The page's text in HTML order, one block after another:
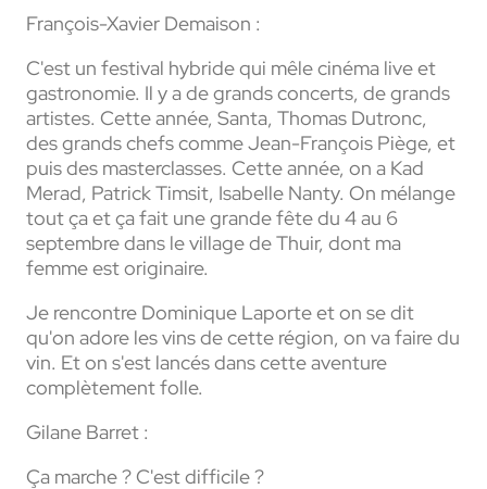
François-Xavier Demaison :
C'est un festival hybride qui mêle cinéma live et
gastronomie. Il y a de grands concerts, de grands
artistes. Cette année, Santa, Thomas Dutronc,
des grands chefs comme Jean-François Piège, et
puis des masterclasses. Cette année, on a Kad
Merad, Patrick Timsit, Isabelle Nanty. On mélange
tout ça et ça fait une grande fête du 4 au 6
septembre dans le village de Thuir, dont ma
femme est originaire.
Je rencontre Dominique Laporte et on se dit
qu'on adore les vins de cette région, on va faire du
vin. Et on s'est lancés dans cette aventure
complètement folle.
Gilane Barret :
Ça marche ? C'est difficile ?